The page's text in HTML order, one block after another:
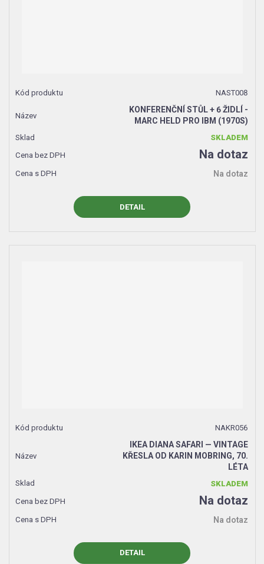
NAST008
KONFERENČNÍ STŮL + 6 ŽIDLÍ -
MARC HELD PRO IBM (1970S)
SKLADEM
Na dotaz
Na dotaz
DETAIL
NAKR056
IKEA DIANA SAFARI — VINTAGE
KŘESLA OD KARIN MOBRING, 70.
LÉTA
SKLADEM
Na dotaz
Na dotaz
DETAIL